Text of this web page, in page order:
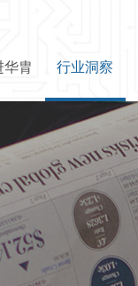
华胄 行业洞察